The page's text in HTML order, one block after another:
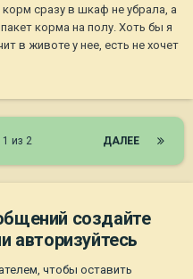
сразу в шкаф не убрала, а
корма на полу. Хоть бы я
в животе у нее, есть не хочет
ДАЛЕЕ
1 из 2
создайте
авторизуйтесь
чтобы оставить